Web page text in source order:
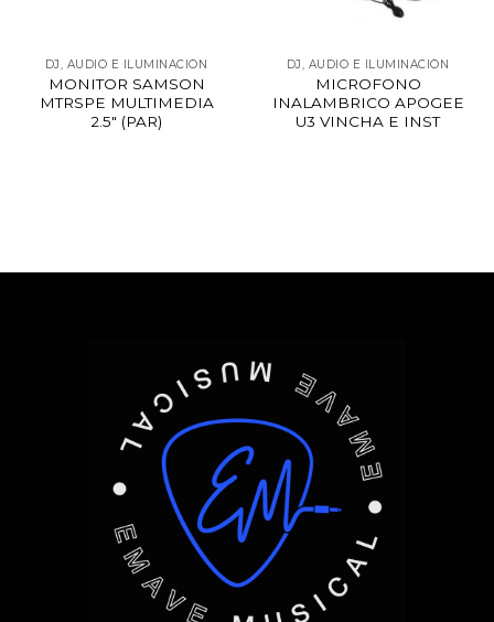
DJ, AUDIO E ILUMINACIÓN
MONITOR SAMSON
MTRSPE MULTIMEDIA
2.5″ (PAR)
DJ, AUDIO E ILUMINACIÓN
MICROFONO
INALAMBRICO APOGEE
U3 VINCHA E INST